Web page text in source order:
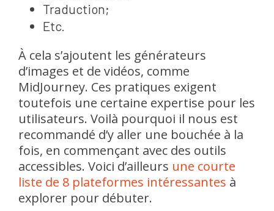
Traduction;
Etc.
À cela s’ajoutent les générateurs
d’images et de vidéos, comme
MidJourney. Ces pratiques exigent
toutefois une certaine expertise pour les
utilisateurs. Voilà pourquoi il nous est
recommandé d’y aller une bouchée à la
fois, en commençant avec des outils
accessibles. Voici d’ailleurs une courte
liste de 8 plateformes intéressantes à
explorer pour débuter.